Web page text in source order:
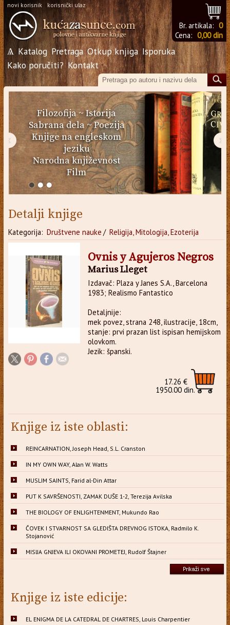
novi korisnik korisnički ulaz
Br. artikala: 0
Cena: 0,00 din
Ѧ Katalog Pretraga Otkup knjiga Isporuka
Kako poručiti? Kontakt
Filozofija~Istorija
Sabrana dela~Poezija
Knjige na engleskom
jeziku
Narodna književnost
Film
‹ ›
Detalji knjige
Kategorija: Društvene nauke / Religija, Mitologija, Ezoterija
Ovnis y Agujeros Negros
Marius Lleget
Izdavač: Plaza y Janes S.A., Barcelona
1983; Realismo Fantastico
Detaljnije:
mek povez, strana 248, ilustracije, 18cm,
stanje: prvi prazan list ispisan hemijskom
olovkom.
Jezik: španski.
17.26 €
1950.00 din.
Knjige iz iste oblasti:
REINCARNATION, Joseph Head, S.L. Cranston
IN MY OWN WAY, Alan W. Watts
MUSLIM SAINTS, Farid al-Din Attar
PUT K SAVRŠENOSTI, ZAMAK DUŠE 1-2, Terezija Avilska
THE BIOLOGY OF ENLIGHTENMENT, Mukundo Rao
ČOVEK I STVARNOST SA GLEDIŠTA DREVNOG ISTOKA, Radmilo K.
Stojanović
MISIJA GNJEVA ILI OKOVANI PROMETEJ, Rudolf Štajner
Knjige iz iste edicije:
EL ENIGMA DE LA CATEDRAL DE CHARTRES, Louis Charpentier